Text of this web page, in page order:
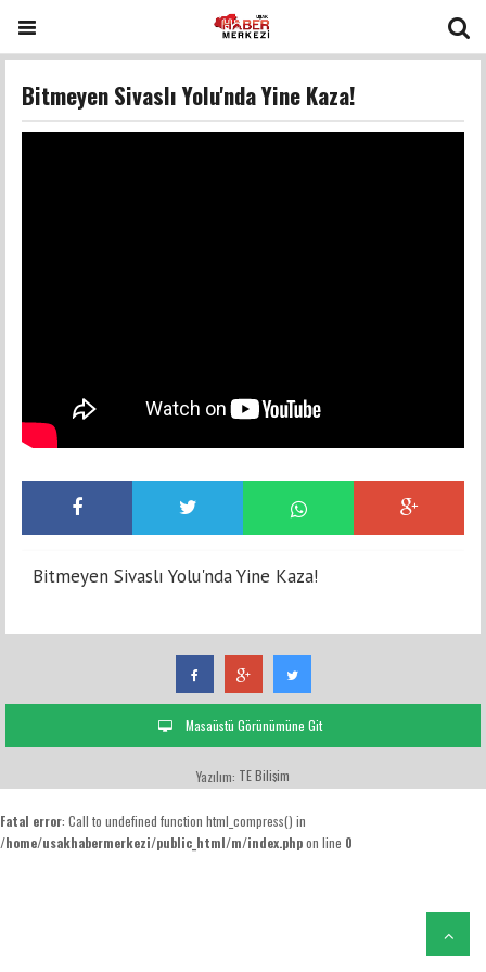
Bitmeyen Sivaslı Yolu'nda Yine Kaza!
Bitmeyen Sivaslı Yolu'nda Yine Kaza!
Masaüstü Görünümüne Git
Yazılım: TE Bilişim
Fatal error: Call to undefined function html_compress() in
/home/usakhabermerkezi/public_html/m/index.phpon line 0